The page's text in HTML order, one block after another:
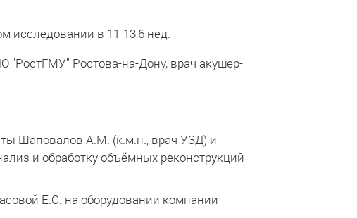
исследовании в 11-13,6 нед.
"РостГМУ" Ростова-на-Дону, врач акушер-
Шаповалов А.М. (к.м.н., врач УЗД) и
и обработку объёмных реконструкций
Е.С. на оборудовании компании